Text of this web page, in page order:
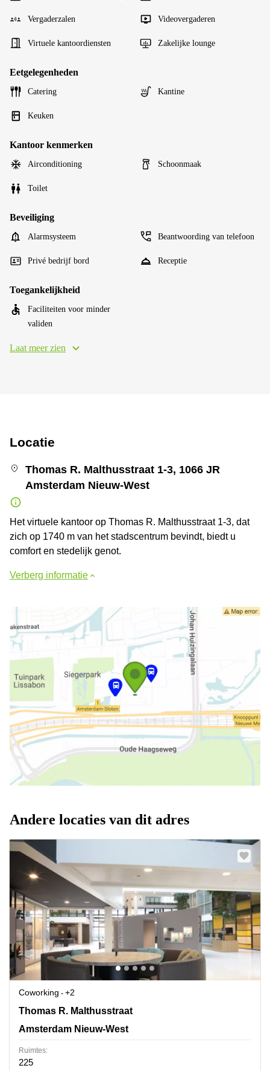
Vergaderzalen Videovergaderen
Virtuele kantoordiensten Zakelijke lounge
Eetgelegenheden
Catering Kantine
Keuken
Kantoor kenmerken
Airconditioning Schoonmaak
Toilet
Beveiliging
Alarmsysteem Beantwoording van telefoon
Privé bedrijf bord Receptie
Toegankelijkheid
Faciliteiten voor minder
validen
Laat meer zien
Locatie
Thomas R. Malthusstraat 1-3, 1066 JR
Amsterdam Nieuw-West
Het virtuele kantoor op Thomas R. Malthusstraat 1-3, dat
zich op 1740 m van het stadscentrum bevindt, biedt u
comfort en stedelijk genot.
Verberg informatie
Andere locaties van dit adres
Coworking
+2
Thomas R. Malthusstraat 1-3, Amsterdam Nieuw-West
Thomas R. Malthusstraat
Amsterdam Nieuw-West
Ruimtes:
225